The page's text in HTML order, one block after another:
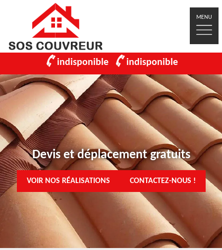
MENU
indisponible indisponible
Devis et déplacement gratuits
VOIR NOS RÉALISATIONS CONTACTEZ-NOUS !